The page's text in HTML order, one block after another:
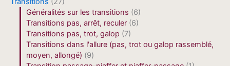
Généralités sur les transitions (6)
Transitions pas, arrêt, reculer (6)
Transitions pas, trot, galop (7)
Transitions dans l'allure (pas, trot ou galop rassemblé,
moyen, allongé) (9)